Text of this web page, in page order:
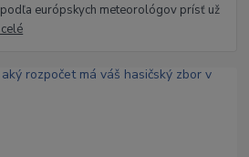
európskych meteorológov prísť už